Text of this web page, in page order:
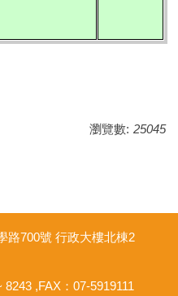
瀏覽數: 25045
路700號 行政大樓北棟2
,FAX：07-5919111